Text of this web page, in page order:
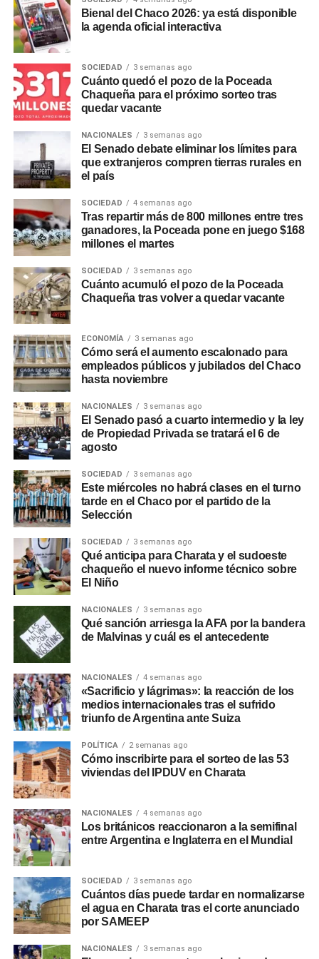
Además del Préstamo Express, la plataforma ofrece el
Préstamo Inmediato, con montos de hasta
$15.000.000, plazos de hasta 24 meses y tasa fija, y el
Préstamo Anticipo en 3 cuotas, pensado para
necesidades puntuales de corto plazo. Para el sector
privado, el Préstamo +Profesionales permite acceder
hasta $30.000.000 con plazos de hasta 24 meses y tasa
fija, mientras que la línea +Comercios está destinada a
comercios adheridos aUnicobros, con montos de hasta
$30.000.000, libre destino y gestión 100% online. A estas
opciones se suman otras líneas de gestión presencial,
como la consolidación de deudas y
cuotas, para financiar compras en comercios adheridos
de rubros como construcción, turismo, motos, bicicletas,
hogar y náutica.
Recomendaciones de
seguridad
Desde la entidad remarcaron que NBCH nunca solicita a
sus clientes realizar simulaciones de préstamos, cambios
de contraseñas, instalación de aplicaciones o
transferencias de dinero, y recomendaron operar siempre
a través de los canales oficiales del banco: elWhatsApp
verificado 3624161290o las redes sociales oficiales de
la entidad.
Bienal del Chaco 2026: ya está disponible
la agenda oficial interactiva
SOCIEDAD 3 semanas ago
Cuánto quedó el pozo de la Poceada
Chaqueña para el próximo sorteo tras
quedar vacante
NACIONALES 3 semanas ago
El Senado debate eliminar los límites para
que extranjeros compren tierras rurales en
el país
SOCIEDAD 4 semanas ago
Tras repartir más de 800 millones entre tres
ganadores, la Poceada pone en juego $168
millones el martes
SOCIEDAD 3 semanas ago
Cuánto acumuló el pozo de la Poceada
Chaqueña tras volver a quedar vacante
ECONOMÍA 3 semanas ago
Cómo será el aumento escalonado para
empleados públicos y jubilados del Chaco
hasta noviembre
NACIONALES 3 semanas ago
El Senado pasó a cuarto intermedio y la ley
de Propiedad Privada se tratará el 6 de
agosto
SOCIEDAD 3 semanas ago
Este miércoles no habrá clases en el turno
tarde en el Chaco por el partido de la
Selección
SOCIEDAD 3 semanas ago
Qué anticipa para Charata y el sudoeste
chaqueño el nuevo informe técnico sobre
El Niño
NACIONALES 3 semanas ago
Qué sanción arriesga la AFA por la bandera
de Malvinas y cuál es el antecedente
NACIONALES 4 semanas ago
«Sacrificio y lágrimas»: la reacción de los
medios internacionales tras el sufrido
triunfo de Argentina ante Suiza
POLÍTICA 2 semanas ago
Cómo inscribirte para el sorteo de las 53
viviendas del IPDUV en Charata
NACIONALES 4 semanas ago
Los británicos reaccionaron a la semifinal
entre Argentina e Inglaterra en el Mundial
SOCIEDAD 3 semanas ago
Cuántos días puede tardar en normalizarse
el agua en Charata tras el corte anunciado
por SAMEEP
NACIONALES 3 semanas ago